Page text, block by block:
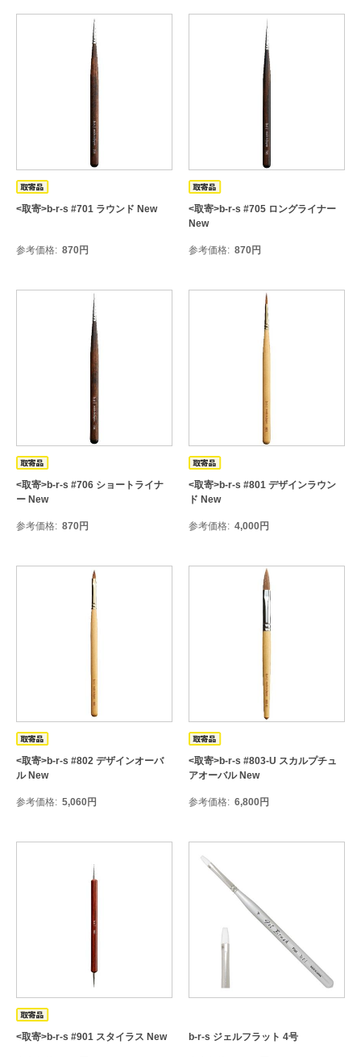
<取寄>b-r-s #701 ラウンド New
参考価格 870円
<取寄>b-r-s #705 ロングライナー
New
参考価格 870円
<取寄>b-r-s #706 ショートライナ
ー New
参考価格 870円
<取寄>b-r-s #801 デザインラウン
ド New
参考価格 4,000円
<取寄>b-r-s #802 デザインオーバ
ル New
参考価格 5,060円
<取寄>b-r-s #803-U スカルプチュ
アオーバル New
参考価格 6,800円
<取寄>b-r-s #901 スタイラス New b-r-s ジェルフラット 4号